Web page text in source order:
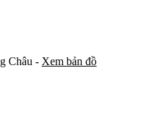
Châu - Xem bản đồ